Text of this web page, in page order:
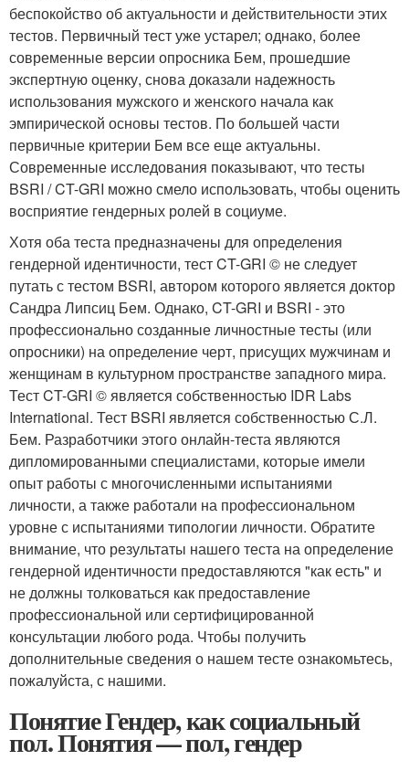
беспокойство об актуальности и действительности этих
тестов. Первичный тест уже устарел; однако, более
современные версии опросника Бем, прошедшие
экспертную оценку, снова доказали надежность
использования мужского и женского начала как
эмпирической основы тестов. По большей части
первичные критерии Бем все еще актуальны.
Современные исследования показывают, что тесты
BSRI / CT-GRI можно смело использовать, чтобы оценить
восприятие гендерных ролей в социуме.
Хотя оба теста предназначены для определения
гендерной идентичности, тест CT-GRI © не следует
путать с тестом BSRI, автором которого является доктор
Сандра Липсиц Бем. Однако, CT-GRI и BSRI - это
профессионально созданные личностные тесты (или
опросники) на определение черт, присущих мужчинам и
женщинам в культурном пространстве западного мира.
Тест CT-GRI © является собственностью IDR Labs
International. Тест BSRI является собственностью С.Л.
Бем. Разработчики этого онлайн-теста являются
дипломированными специалистами, которые имели
опыт работы с многочисленными испытаниями
личности, а также работали на профессиональном
уровне с испытаниями типологии личности. Обратите
внимание, что результаты нашего теста на определение
гендерной идентичности предоставляются "как есть" и
не должны толковаться как предоставление
профессиональной или сертифицированной
консультации любого рода. Чтобы получить
дополнительные сведения о нашем тесте ознакомьтесь,
пожалуйста, с нашими.
Понятие Гендер, как социальный
пол. Понятия — пол, гендер